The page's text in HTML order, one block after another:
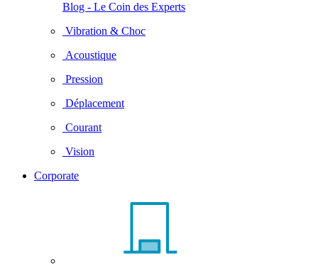
Blog - Le Coin des Experts
Vibration & Choc
Acoustique
Pression
Déplacement
Courant
Vision
Corporate